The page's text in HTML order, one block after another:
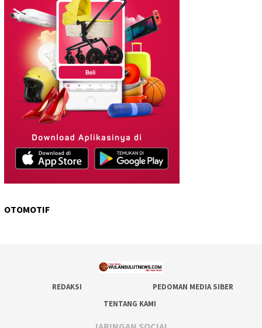
OTOMOTIF
REDAKSI
PEDOMAN MEDIA SIBER
TENTANG KAMI